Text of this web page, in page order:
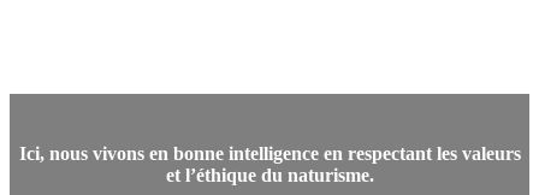
Ici, nous vivons en bonne intelligence en respectant les valeurs
et l’éthique du naturisme.